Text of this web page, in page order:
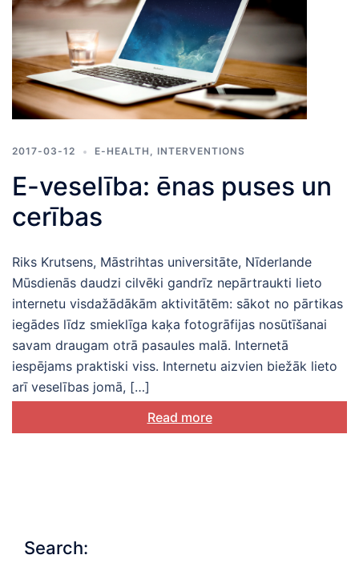
2017-03-12 E-HEALTH , INTERVENTIONS
E-veselība: ēnas puses un
cerības
Riks Krutsens, Māstrihtas universitāte, Nīderlande
Mūsdienās daudzi cilvēki gandrīz nepārtraukti lieto
internetu visdažādākām aktivitātēm: sākot no pārtikas
iegādes līdz smieklīga kaķa fotogrāfijas nosūtīšanai
savam draugam otrā pasaules malā. Internetā
iespējams praktiski viss. Internetu aizvien biežāk lieto
arī veselības jomā, […]
Read more
Search: